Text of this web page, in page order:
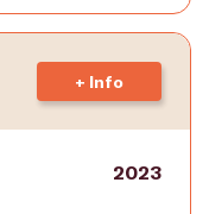
+ Info
2023